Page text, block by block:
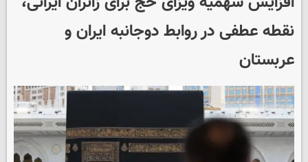
نقطه عطفی در روابط دوجانبه ایران و
عربستان